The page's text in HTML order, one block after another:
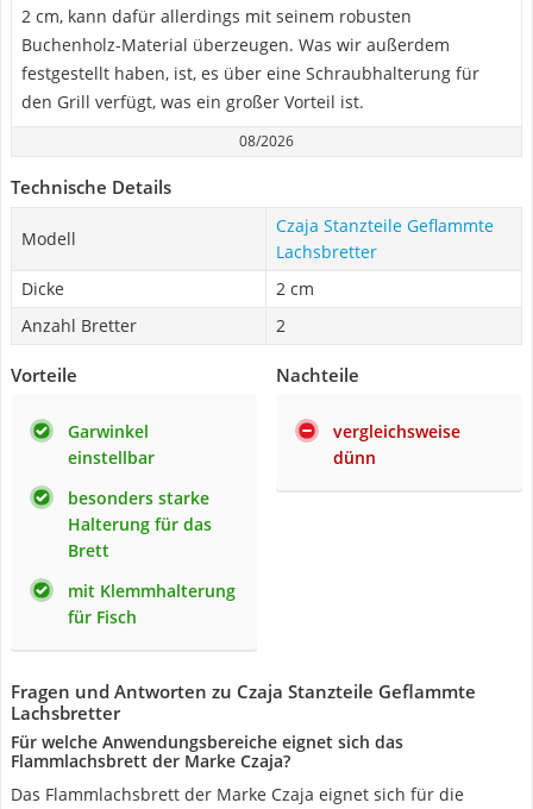
2 cm, kann dafür allerdings mit seinem robusten
Buchenholz-Material überzeugen. Was wir außerdem
festgestellt haben, ist, es über eine Schraubhalterung für
den Grill verfügt, was ein großer Vorteil ist.
08/2026
Technische Details
Modell
Czaja Stanzteile Geflammte
Lachsbretter
Dicke
2 cm
Anzahl Bretter
2
Vorteile
Garwinkel
einstellbar
besonders starke
Halterung für das
Brett
mit Klemmhalterung
für Fisch
Nachteile
vergleichsweise
dünn
Fragen und Antworten zu Czaja Stanzteile Geflammte
Lachsbretter
Für welche Anwendungsbereiche eignet sich das
Flammlachsbrett der Marke Czaja?
Das Flammlachsbrett der Marke Czaja eignet sich für die